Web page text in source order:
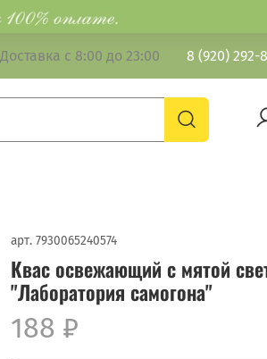
Доставка с 8:00 до 23:00 8 (920) 292-
арт. 7930065240574
Квас освежающий с мятой
"Лаборатория самогона"
188 ₽